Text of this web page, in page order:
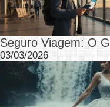
Seguro Viagem: O
03/03/2026